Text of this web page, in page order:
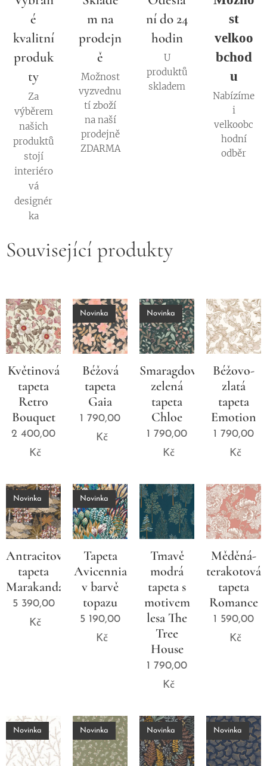
é
kvalitní
produk
ty
Za
výběrem
našich
produktů
stojí
interiéro
vá
designér
ka
m na
prodejn
ě
Možnost
vyzvednu
tí zboží
na naší
prodejně
ZDARMA
ní do 24
hodin
U
produktů
skladem
st
velkoo
bchod
u
Nabízíme
i
velkoobc
hodní
odběr
Související produkty
Květinová
tapeta
Retro
Bouquet
2 400,00
Kč
Béžová
tapeta
Gaia
Novinka
1 790,00
Kč
Smaragdově
zelená
tapeta
Chloe
Novinka
1 790,00
Kč
Béžovo-
zlatá
tapeta
Emotion
1 790,00
Kč
Antracitová
tapeta
Marakanda
Novinka
5 390,00
Kč
Tapeta
Avicennia
v barvě
topazu
Novinka
5 190,00
Kč
Tmavě
modrá
tapeta s
motivem
lesa The
Tree
House
1 790,00
Kč
Měděná-
terakotová
tapeta
Romance
1 590,00
Kč
Novinka Novinka Novinka Novinka